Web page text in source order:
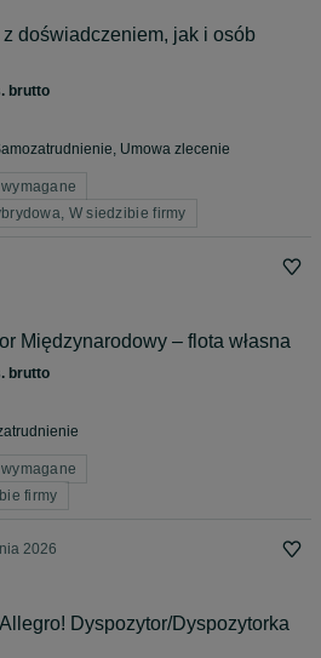
doświadczeniem, jak i osób
brutto
Umowa zlecenie
W siedzibie firmy
Międzynarodowy – flota własna
brutto
firmy
2026
Dyspozytor/Dyspozytorka